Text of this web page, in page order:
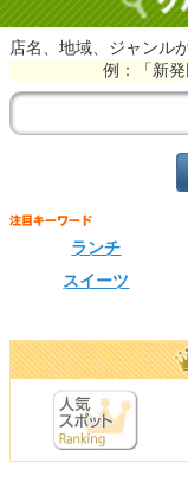
店名、地域、ジャンル
例：「新
ランチ
スイーツ